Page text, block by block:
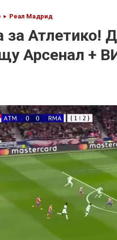
Реал Мадрид
Атлетико!
Арсенал +